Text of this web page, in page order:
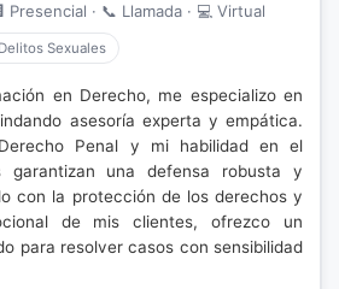
Presencial · 📞 Llamada · 💻 Virtual
Sexuales
en Derecho, me especializo en
asesoría experta y empática.
Penal y mi habilidad en el
garantizan una defensa robusta y
con la protección de los derechos y
de mis clientes, ofrezco un
para resolver casos con sensibilidad